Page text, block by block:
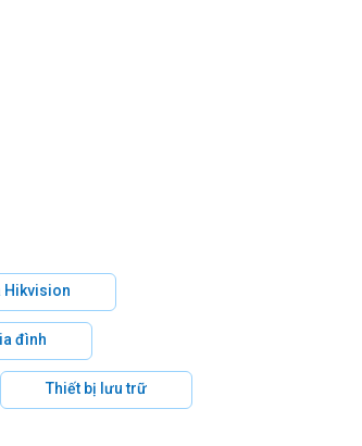
Hikvision
đình
Thiết bị lưu trữ